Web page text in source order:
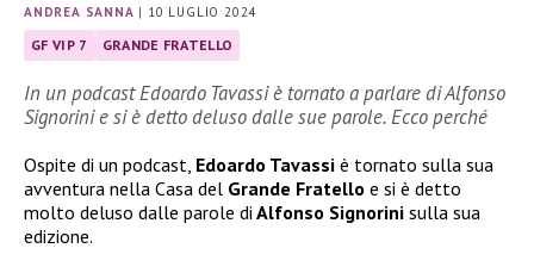
ANDREA SANNA | 10 LUGLIO 2024
GF VIP 7 GRANDE FRATELLO
In un podcast Edoardo Tavassi è tornato a parlare di Alfonso
Signorini e si è detto deluso dalle sue parole. Ecco perché
Ospite di un podcast, Edoardo Tavassi è tornato sulla sua
avventura nella Casa del Grande Fratello e si è detto
molto deluso dalle parole di Alfonso Signorini sulla sua
edizione.